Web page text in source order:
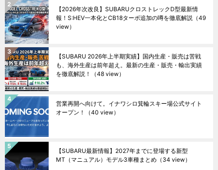
【2026年次改良】SUBARUクロストレックD型最新情
報！S:HEV一本化とCB18ターボ追加の噂を徹底解説 （49
view）
【SUBARU 2026年上半期実績】国内生産・販売は苦戦
も、海外生産は前年超え。最新の生産・販売・輸出実績
を徹底解説！
（48 view）
営業再開へ向けて。イナワシロ箕輪スキー場公式サイト
オープン！
（40 view）
【SUBARU最新情報】2027年までに登場する新型
MT（マニュアル）モデル3車種まとめ （34 view）